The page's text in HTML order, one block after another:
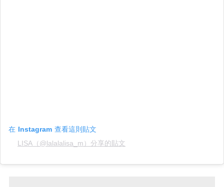
在 Instagram 查看這則貼文
LISA（@lalalalisa_m）分享的貼文